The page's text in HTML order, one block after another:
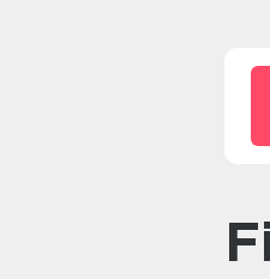
Find den rette tandlæge i